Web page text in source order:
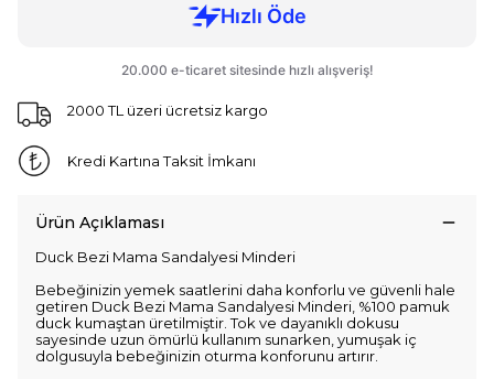
2000 TL üzeri ücretsiz kargo
Kredi Kartına Taksit İmkanı
Ürün Açıklaması
Duck Bezi Mama Sandalyesi Minderi
Bebeğinizin yemek saatlerini daha konforlu ve güvenli hale
getiren Duck Bezi Mama Sandalyesi Minderi, %100 pamuk
duck kumaştan üretilmiştir. Tok ve dayanıklı dokusu
sayesinde uzun ömürlü kullanım sunarken, yumuşak iç
dolgusuyla bebeğinizin oturma konforunu artırır.